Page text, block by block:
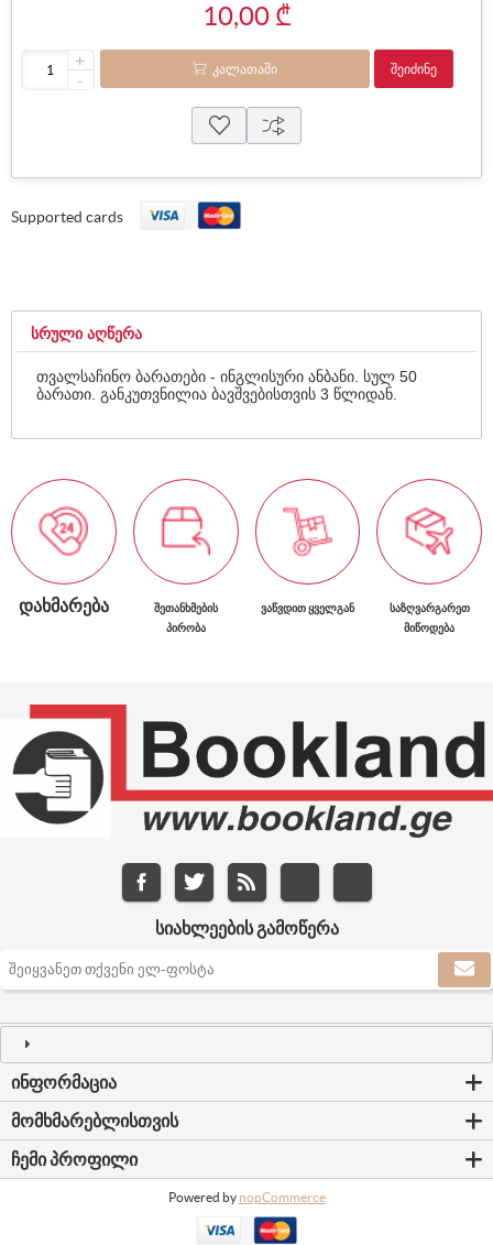
10,00 ₾
+
-
ᲙᲐᲚᲐᲗᲐᲨᲘ ᲨᲔᲘᲫᲘᲜᲔ
Supported cards
ᲡᲠᲣᲚᲘ ᲐᲦᲬᲔᲠᲐ
თვალსაჩინო ბარათები - ინგლისური ანბანი. სულ 50
ბარათი. განკუთვნილია ბავშვებისთვის 3 წლიდან.
ᲓᲐᲮᲛᲐᲠᲔᲑᲐ
ᲨᲔᲗᲐᲜᲮᲛᲔᲑᲘᲡ
ᲞᲘᲠᲝᲑᲐ
ᲕᲐᲬᲕᲓᲘᲗ ᲧᲕᲔᲚᲒᲐᲜ
ᲡᲐᲖᲦᲕᲐᲠᲒᲐᲠᲔᲗ
ᲛᲘᲬᲝᲓᲔᲑᲐ
ᲡᲘᲐᲮᲚᲔᲔᲑᲘᲡ ᲒᲐᲛᲝᲬᲔᲠᲐ
ᲘᲜᲤᲝᲠᲛᲐᲪᲘᲐ
ᲛᲝᲛᲮᲛᲐᲠᲔᲑᲚᲘᲡᲗᲕᲘᲡ
ᲩᲔᲛᲘ ᲞᲠᲝᲤᲘᲚᲘ
Powered by nopCommerce